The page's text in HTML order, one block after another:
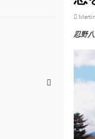
忍野